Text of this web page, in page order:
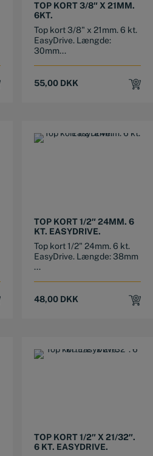
TOP KORT 3/8″ X 21MM.
6KT.
Top kort 3/8" x 21mm. 6 kt.
EasyDrive. Længde:
30mm...
55,00 DKK
TOP KORT 1/2″ 24MM. 6
KT. EASYDRIVE.
Top kort 1/2" 24mm. 6 kt.
EasyDrive. Længde: 38mm
...
48,00 DKK
TOP KORT 1/2″ X 21/32″.
6 KT. EASYDRIVE.